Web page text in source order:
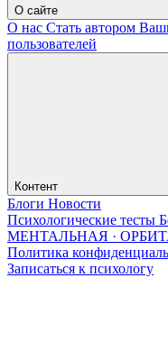
О сайте
О нас Стать автором
пользователей
Контент
Блоги Новости
Психологические тесты
МЕНТАЛЬНАЯ ·
Политика
Записаться к психологу